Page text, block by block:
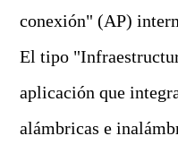
conexión" (AP)
El tipo
aplicación que
alámbricas e